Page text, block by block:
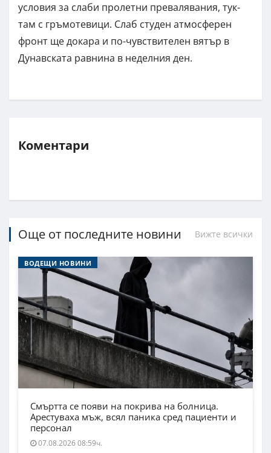
условия за слаби пролетни превалявания, тук-
там с гръмотевици. Слаб студен атмосферен
фронт ще докара и по-чувствителен вятър в
Дунавската равнина в неделния ден.
Коментари
Още от последните новини Вижте всички
ВОДЕЩИ НОВИНИ
Смъртта се появи на покрива на болница.
Арестуваха мъж, всял паника сред пациенти и
персонал
07.08.2026 08:59ч.